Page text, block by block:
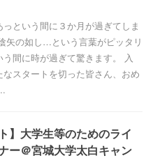
という間に３か月が過ぎてしま
矢の如し…という言葉がピッタリ
間に時が過ぎて驚きます。 入
スタートを切った皆さん、おめ
】大学生等のためのライ
ー＠宮城大学太白キャン